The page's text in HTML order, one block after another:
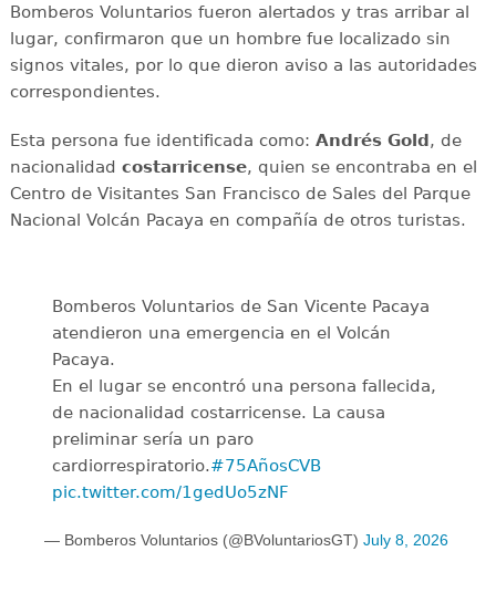
Bomberos Voluntarios fueron alertados y tras arribar al
lugar, confirmaron que un hombre fue localizado sin
signos vitales, por lo que dieron aviso a las autoridades
correspondientes.
Esta persona fue identificada como: Andrés Gold, de
nacionalidad costarricense, quien se encontraba en el
Centro de Visitantes San Francisco de Sales del Parque
Nacional Volcán Pacaya en compañía de otros turistas.
Bomberos Voluntarios de San Vicente Pacaya
atendieron una emergencia en el Volcán
Pacaya.
En el lugar se encontró una persona fallecida,
de nacionalidad costarricense. La causa
preliminar sería un paro
cardiorrespiratorio.#75AñosCVB
pic.twitter.com/1gedUo5zNF
— Bomberos Voluntarios (@BVoluntariosGT) July 8, 2026